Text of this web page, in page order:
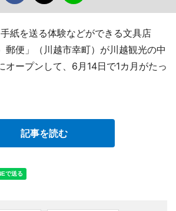
紙を送る体験などができる文具店
郵便」（川越市幸町）が川越観光の中
オープンして、6月14日で1カ月がたっ
記事を読む